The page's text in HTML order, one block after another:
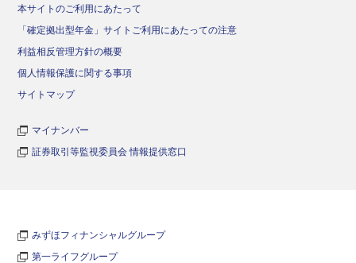
本サイトのご利用にあたって
「確定拠出型年金」サイトご利用にあたっての注意
利益相反管理方針の概要
個人情報保護に関する事項
サイトマップ
マイナンバー
証券取引等監視委員会 情報提供窓口
みずほフィナンシャルグループ
第一ライフグループ